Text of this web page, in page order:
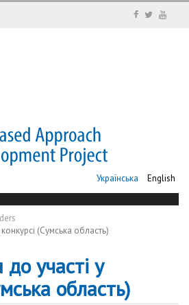
Українська English
(Сумська область)
участі у
область)